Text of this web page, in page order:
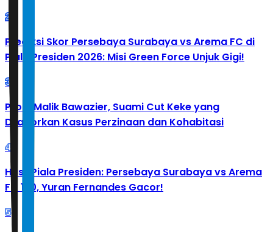
2
Prediksi Skor Persebaya Surabaya vs Arema FC di
Piala Presiden 2026: Misi Green Force Unjuk Gigi!
3
Profil Malik Bawazier, Suami Cut Keke yang
Dilaporkan Kasus Perzinaan dan Kohabitasi
4
Hasil Piala Presiden: Persebaya Surabaya vs Arema
FC 1-0, Yuran Fernandes Gacor!
5